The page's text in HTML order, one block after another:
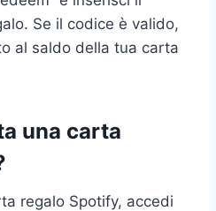
Se il codice è valido,
al saldo della tua carta
una carta
regalo Spotify, accedi